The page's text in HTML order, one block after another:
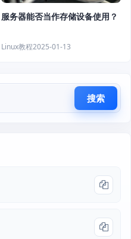
服务器能否当作存储设备使用？
Linux教程2025-01-13
搜索